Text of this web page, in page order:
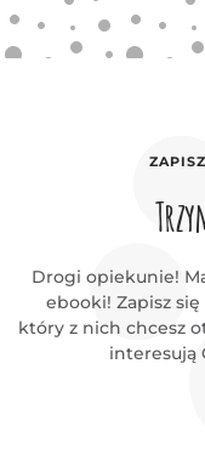
Drogi opiekunie!
ebooki! Zapisz
który z nich chcesz
interesują